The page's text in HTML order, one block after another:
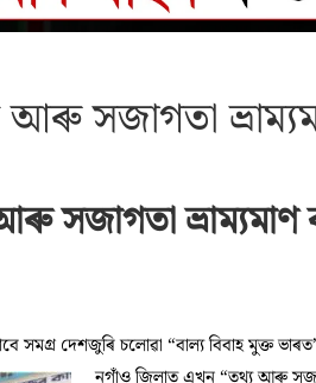
সজাগতা
সজাগতা ভ্ৰাম্যমাণ
সমগ্ৰ দেশজুৰি চলোৱা “বাল্য বিবাহ মুক্ত